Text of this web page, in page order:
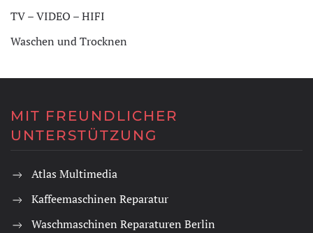
TV – VIDEO – HIFI
Waschen und Trocknen
MIT FREUNDLICHER
UNTERSTÜTZUNG
Atlas Multimedia
Kaffeemaschinen Reparatur
Waschmaschinen Reparaturen Berlin